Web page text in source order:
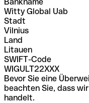
Witty Global Uab
Stadt
Vilnius
Land
Litauen
SWIFT-Code
WIGULT22XXX
Bevor Sie eine
beachten Sie, dass
handelt.